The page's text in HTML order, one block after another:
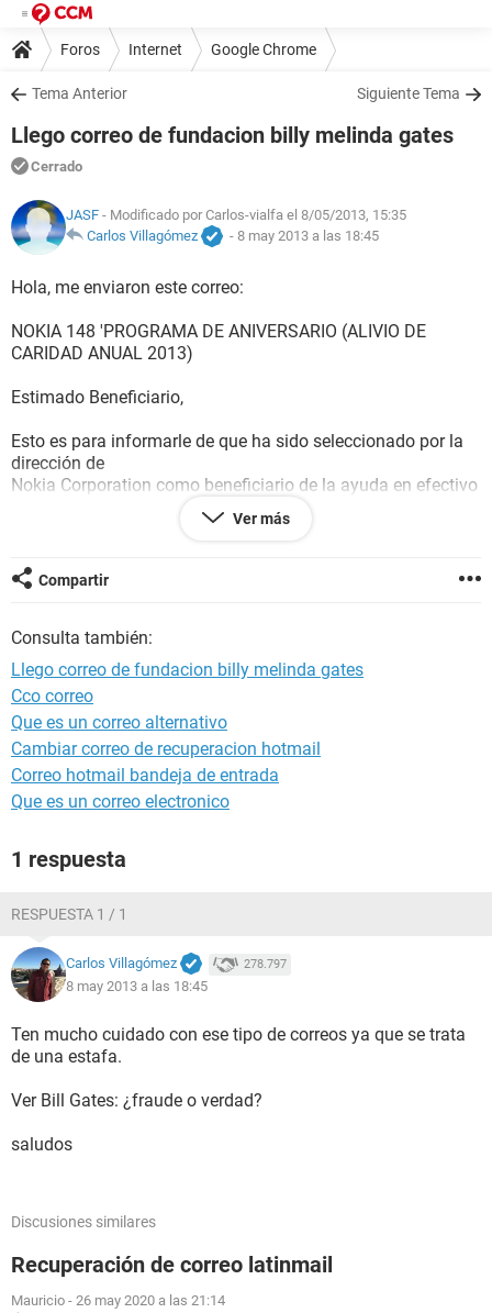
Foros Internet Google Chrome
Tema Anterior Siguiente Tema
Llego correo de fundacion billy melinda gates
Cerrado
JASF - Modificado por Carlos-vialfa el 8/05/2013, 15:35
Carlos Villagómez
- 8 may 2013 a las 18:45
Hola, me enviaron este correo:
NOKIA 148 'PROGRAMA DE ANIVERSARIO (ALIVIO DE
CARIDAD ANUAL 2013)
Estimado Beneficiario,
Esto es para informarle de que ha sido seleccionado por la
dirección de
Nokia Corporation como beneficiario de la ayuda en efectivo
$750,000.00 Dólares estadounidenses, para la elevación de
total y la de su entorno.
conjunciones con
Microsoft - la foundación del Bill y Melinda Gates.
La Fundación Bill y Melinda Gates es una organización sin
ánimo de lucro y
la fundación privada operada transparente más grande en el
mundo,
impulsada para ayudar a mejorar la vida
Ver más
Compartir
Consulta también:
Llego correo de fundacion billy melinda gates
Cco correo
Que es un correo alternativo
Cambiar correo de recuperacion hotmail
Correo hotmail bandeja de entrada
Que es un correo electronico
1 respuesta
RESPUESTA 1 / 1
Carlos Villagómez 278.797
8 may 2013 a las 18:45
Ten mucho cuidado con ese tipo de correos ya que se trata
de una estafa.
Ver Bill Gates: ¿fraude o verdad?
saludos
Discusiones similares
Recuperación de correo latinmail
Mauricio - 26 may 2020 a las 21:14